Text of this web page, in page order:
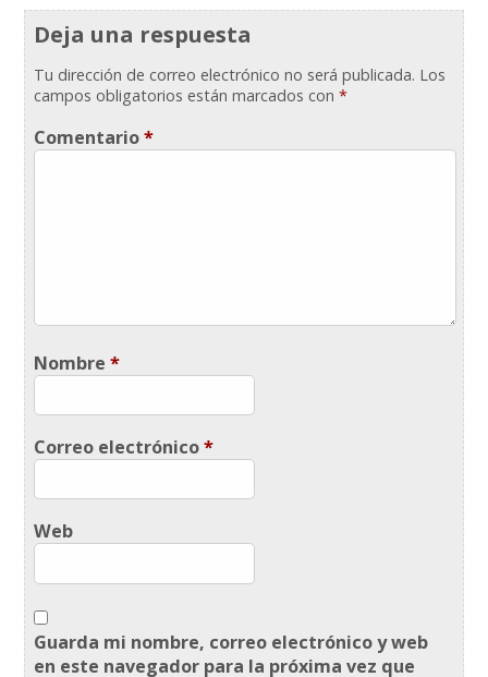
Deja una respuesta
Tu dirección de correo electrónico no será publicada. Los
campos obligatorios están marcados con*
Comentario*
Nombre*
Correo electrónico*
Web
Guarda mi nombre, correo electrónico y web
en este navegador para la próxima vez que